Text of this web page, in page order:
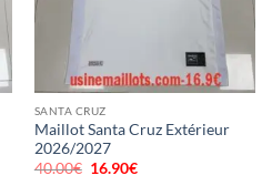
SANTA CRUZ
Maillot Santa Cruz Extérieur
2026/2027
40.00€ Le
16.90€Le